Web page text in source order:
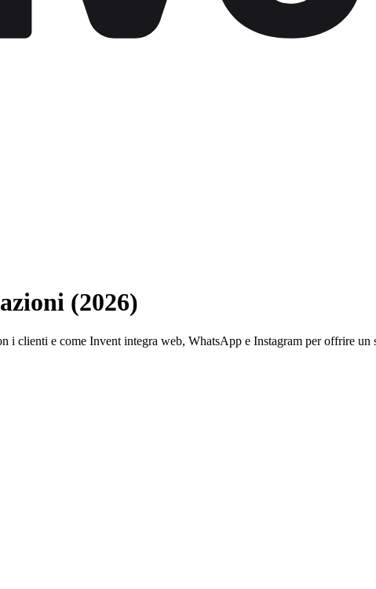
(2026)
i clienti e come Invent integra web, WhatsApp e Instagram per offrire